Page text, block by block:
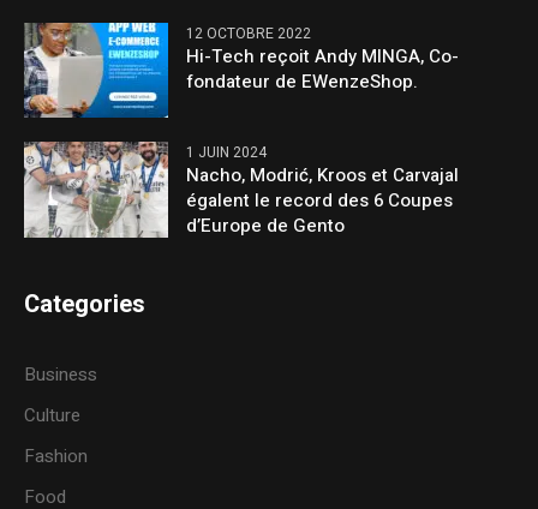
12 OCTOBRE 2022
Hi-Tech reçoit Andy MINGA, Co-
fondateur de EWenzeShop.
1 JUIN 2024
Nacho, Modrić, Kroos et Carvajal
égalent le record des 6 Coupes
d’Europe de Gento
Categories
Business
Culture
Fashion
Food